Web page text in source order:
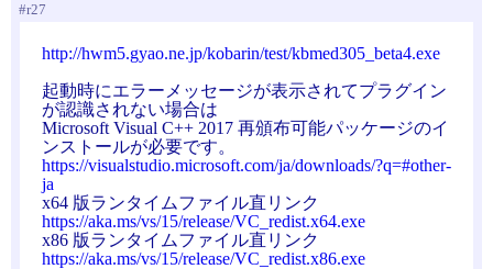
#r27
http://hwm5.gyao.ne.jp/kobarin/test/kbmed305_beta4.exe
起動時にエラーメッセージが表示されてプラグイン
が認識されない場合は
Microsoft Visual C++ 2017 再頒布可能パッケージのイ
ンストールが必要です。
https://visualstudio.microsoft.com/ja/downloads/?q=#other-
ja
x64 版ランタイムファイル直リンク
https://aka.ms/vs/15/release/VC_redist.x64.exe
x86 版ランタイムファイル直リンク
https://aka.ms/vs/15/release/VC_redist.x86.exe